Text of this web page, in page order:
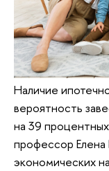
Наличие
вероятность
на 39
профессор Елена
экономических